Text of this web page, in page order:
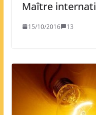
Maître
15/10/2016 13